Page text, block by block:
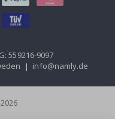
559216-9097
| info@namly.de